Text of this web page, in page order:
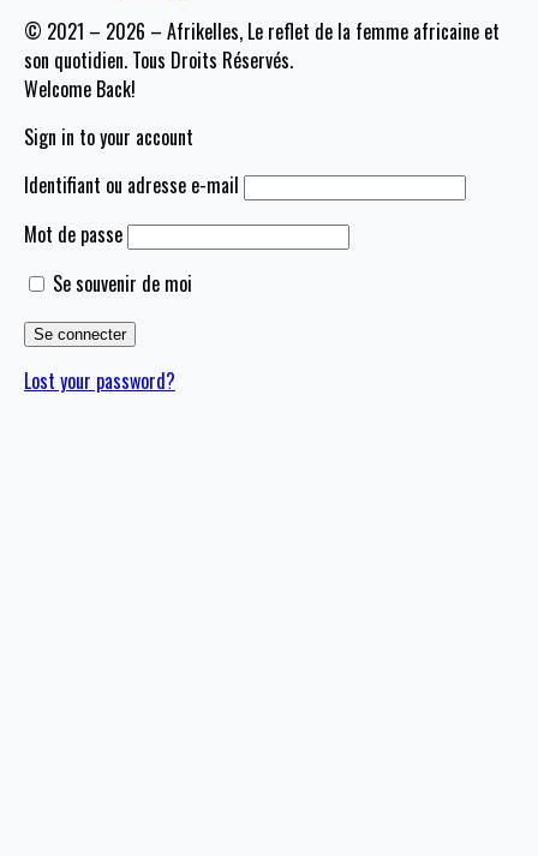
© 2021 – 2026 – Afrikelles, Le reflet de la femme africaine et
son quotidien. Tous Droits Réservés.
Welcome Back!
Sign in to your account
Identifiant ou adresse e-mail
Mot de passe
Se souvenir de moi
Lost your password?